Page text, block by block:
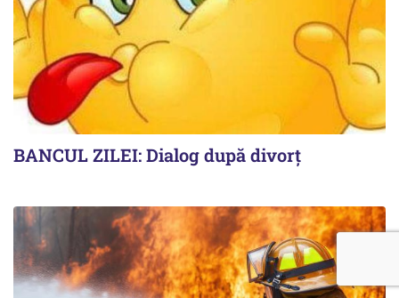
BANCUL ZILEI: Dialog după divorț